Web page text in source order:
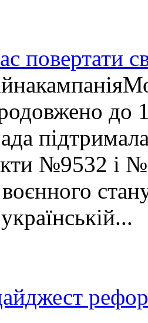
повертати
до
№9532 і